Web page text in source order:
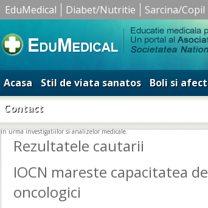
EduMedical Diabet/Nutritie Sarcina/Copil
Acasa Stil de viata sanatos Boli si
Contact
in urma investigatiilor si analizelor medicale.
Rezultatele cautarii
IOCN mareste capacitatea
oncologici